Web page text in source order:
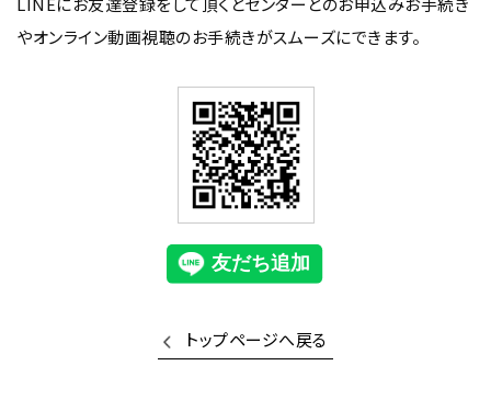
やオンライン動画視聴のお手続きがスムーズにできます。
トップページへ戻る